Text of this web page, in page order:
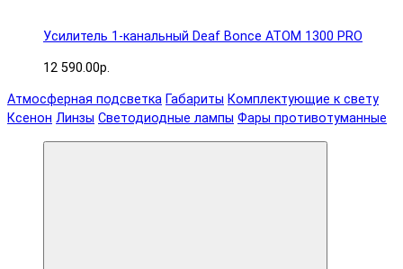
Усилитель 1-канальный Deaf Bonce ATOM 1300 PRO
12 590.00р.
Атмосферная подсветка Габариты Комплектующие к свету
Ксенон Линзы Светодиодные лампы Фары противотуманные